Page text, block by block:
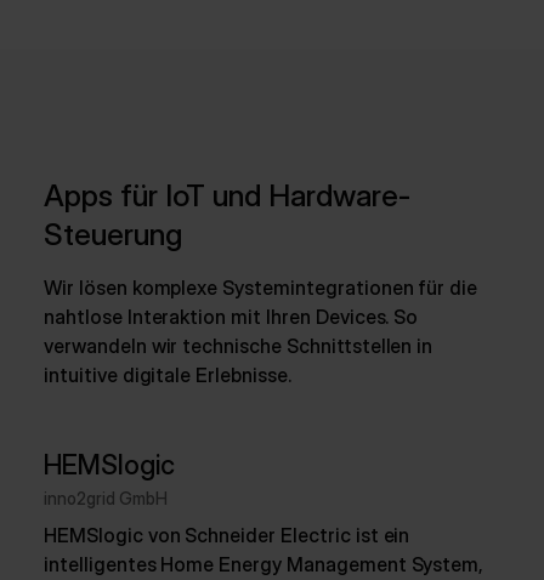
Apps für IoT und Hardware-
Steuerung
Wir lösen komplexe Systemintegrationen für die
nahtlose Interaktion mit Ihren Devices. So
verwandeln wir technische Schnittstellen in
intuitive digitale Erlebnisse.
HEMSlogic
inno2grid GmbH
HEMSlogic von Schneider Electric ist ein
intelligentes Home Energy Management System,